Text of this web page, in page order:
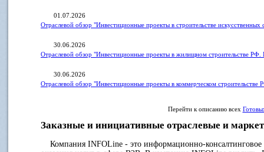
01.07.2026
Отраслевой обзор "Инвестиционные проекты в строительстве
30.06.2026
Отраслевой обзор "Инвестиционные проекты в жилищном строительстве
30.06.2026
Отраслевой обзор "Инвестиционные проекты в коммерческом
Перейти к описанию всех
Заказные и инициативные отраслевые и
Компания INFOLine - это информационно-консалтинговое